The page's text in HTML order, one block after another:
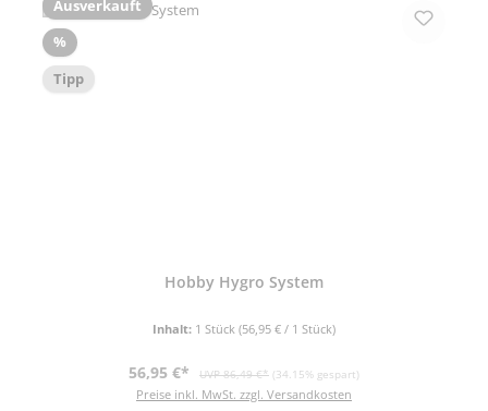
Ausverkauft
%Rabatt
Tipp
Hobby Hygro System
Inhalt: 1 Stück (56,95 € / 1 Stück)
Verkaufspreis:
56,95 €* Regulärer Preis:
UVP 86,49 €* (34.15% gespart)
Preise inkl. MwSt. zzgl. Versandkosten